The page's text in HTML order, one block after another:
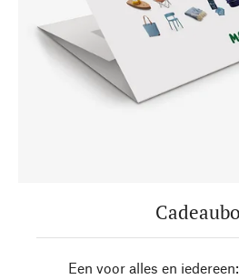
Een voor alles en